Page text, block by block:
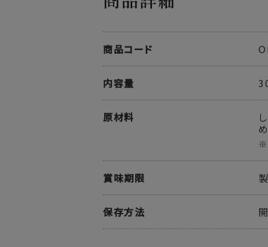
商品コード
内容量
原材料
※
賞味期限
保存方法